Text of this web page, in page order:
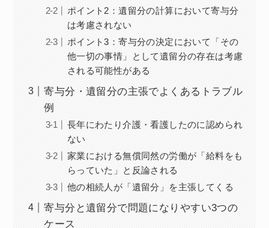
ポイント2：遺留分の計算において寄与分
は考慮されない
ポイント3：寄与分の決定において「その
他一切の事情」として遺留分の存在は考慮
される可能性がある
寄与分・遺留分の主張でよくあるトラブル
例
長年にわたり介護・看護したのに認められ
ない
家業における無償同然の労働が「給料をも
らっていた」と反論される
他の相続人が「遺留分」を主張してくる
寄与分と遺留分で問題になりやすい3つの
ケース